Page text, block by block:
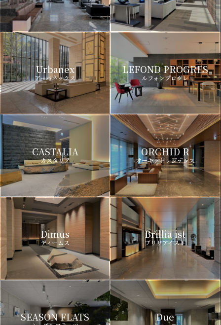
Urbanex
アーバネックス
LEFOND PROGRES
ルフォンプログレ
CASTALIA
カスタリア
ORCHID R
オーキッドレジデンス
Dimus
ディームス
Brillia ist
ブリリアイスト
SEASON FLATS Due